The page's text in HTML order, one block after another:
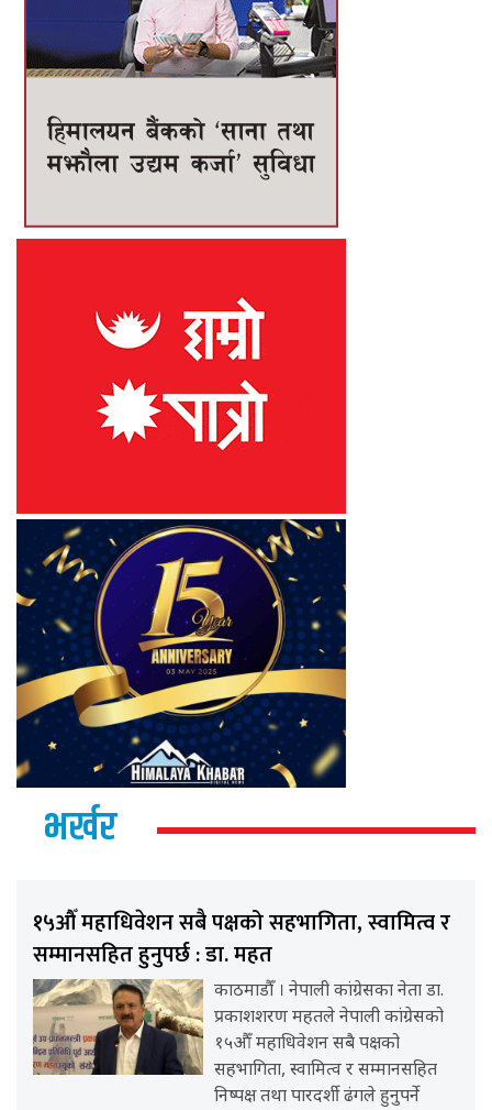
भर्खर
१५औँ महाधिवेशन सबै पक्षको सहभागिता, स्वामित्व र
सम्मानसहित हुनुपर्छ : डा. महत
काठमाडौँ । नेपाली कांग्रेसका नेता डा.
प्रकाशशरण महतले नेपाली कांग्रेसको
१५औँ महाधिवेशन सबै पक्षको
सहभागिता, स्वामित्व र सम्मानसहित
निष्पक्ष तथा पारदर्शी ढंगले हुनुपर्ने